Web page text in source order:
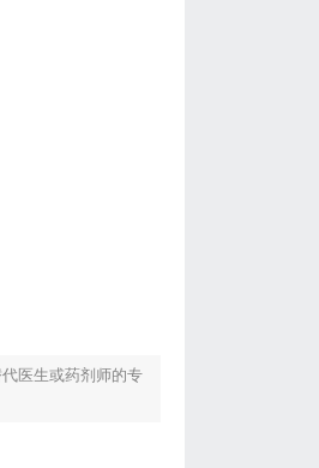
医生或药剂师的专